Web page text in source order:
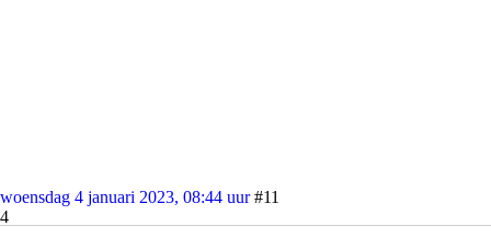
woensdag 4 januari 2023, 08:44 uur #11
4